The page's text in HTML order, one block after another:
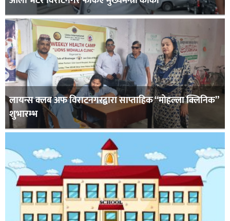
लायन्स क्लब अफ विराटनगरद्वारा साप्ताहिक “मोहल्ला क्लिनिक”
शुभारम्भ